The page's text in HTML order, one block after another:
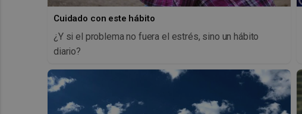
Cuidado con este hábito
¿Y si el problema no fuera el estrés, sino un hábito
diario?